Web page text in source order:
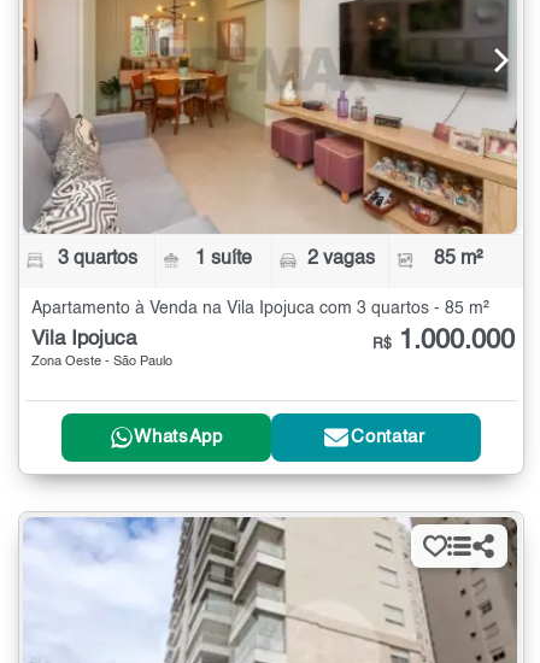
3 quartos 1 suíte 2 vagas 85 m²
Apartamento à Venda na Vila Ipojuca com 3 quartos - 85 m²
Vila Ipojuca
Zona Oeste - São Paulo
R$ 1.000.000
WhatsApp Contatar